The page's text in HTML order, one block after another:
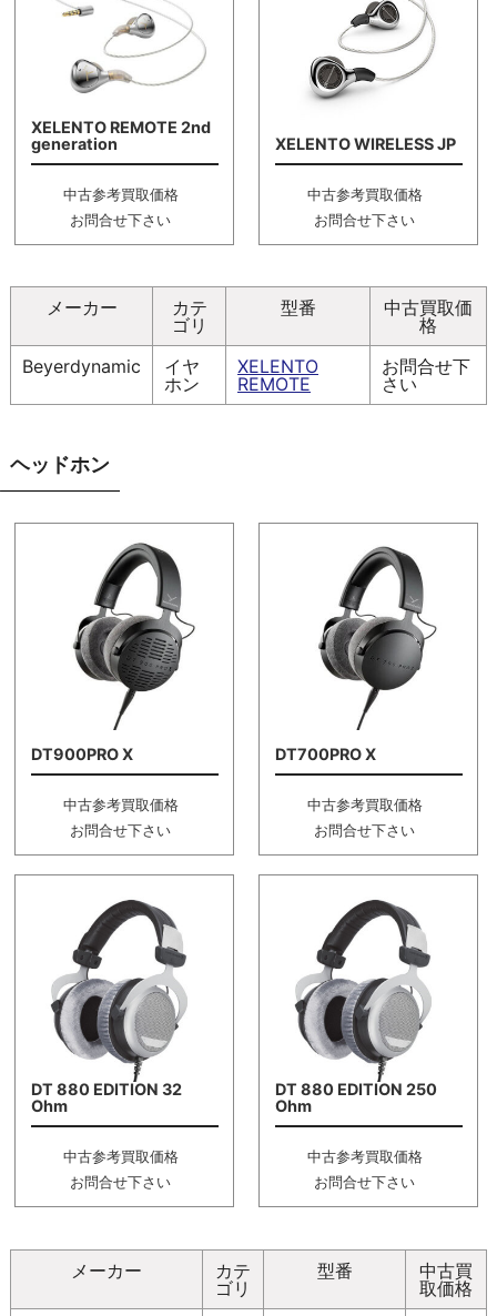
XELENTO REMOTE 2nd
generation
中古参考買取価格
お問合せ下さい
XELENTO WIRELESS JP
中古参考買取価格
お問合せ下さい
メーカー
カテ
ゴリ
型番
中古買取価
格
Beyerdynamic
イヤ
ホン
XELENTO
REMOTE
お問合せ下
さい
ヘッドホン
DT900PRO X
中古参考買取価格
お問合せ下さい
DT700PRO X
中古参考買取価格
お問合せ下さい
DT 880 EDITION 32
Ohm
中古参考買取価格
お問合せ下さい
DT 880 EDITION 250
Ohm
中古参考買取価格
お問合せ下さい
メーカー
カテ
ゴリ
型番
中古買
取価格